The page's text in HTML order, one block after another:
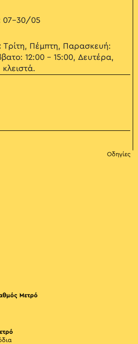
07-30/05
Τρίτη, Πέμπτη, Παρασκευή:
12:00 – 15:00, Δευτέρα,
Οδηγίες
Μετρό